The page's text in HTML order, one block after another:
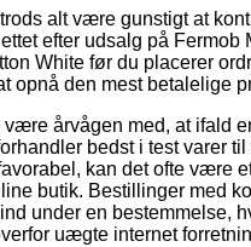
alt være gunstigt at
efter udsalg på Fermob
White før du placerer
opnå den mest betalelige
være årvågen med, at ifald
bedst i test varer
kan det ofte være
butik. Bestillinger med
under en bestemmelse,
uægte internet